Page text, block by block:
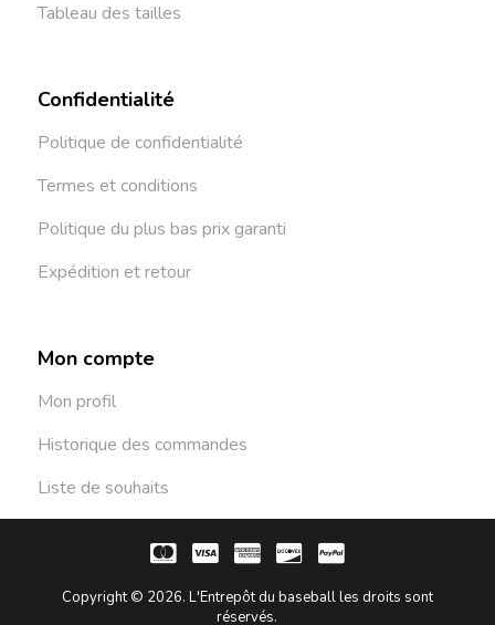
Tableau des tailles
Confidentialité
Politique de confidentialité
Termes et conditions
Politique du plus bas prix garanti
Expédition et retour
Mon compte
Mon profil
Historique des commandes
Liste de souhaits
Copyright © 2026. L'Entrepôt du baseball les droits sont
réservés.